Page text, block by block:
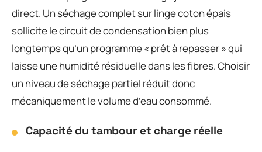
direct. Un séchage complet sur linge coton épais
sollicite le circuit de condensation bien plus
longtemps qu’un programme « prêt à repasser » qui
laisse une humidité résiduelle dans les fibres. Choisir
un niveau de séchage partiel réduit donc
mécaniquement le volume d’eau consommé.
Capacité du tambour et charge réelle